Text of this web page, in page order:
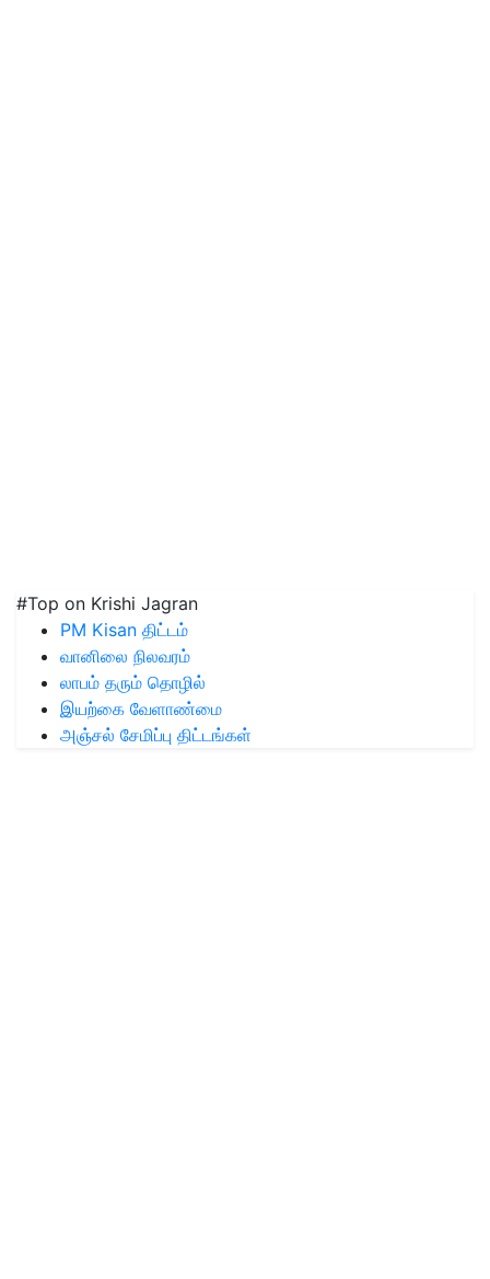
#Top on Krishi Jagran
PM Kisan திட்டம்
வானிலை நிலவரம்
லாபம் தரும் தொழில்
இயற்கை வேளாண்மை
அஞ்சல் சேமிப்பு திட்டங்கள்